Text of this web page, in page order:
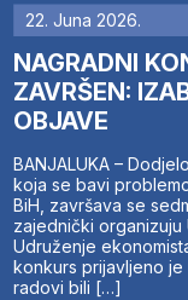
22. Juna 2026.
NAGRADNI
ZAVRŠEN:
OBJAVE
BANJALUKA –
koja se bavi
BiH, završava se
zajednički
Udruženje
konkurs prijavljeno
radovi bili […]